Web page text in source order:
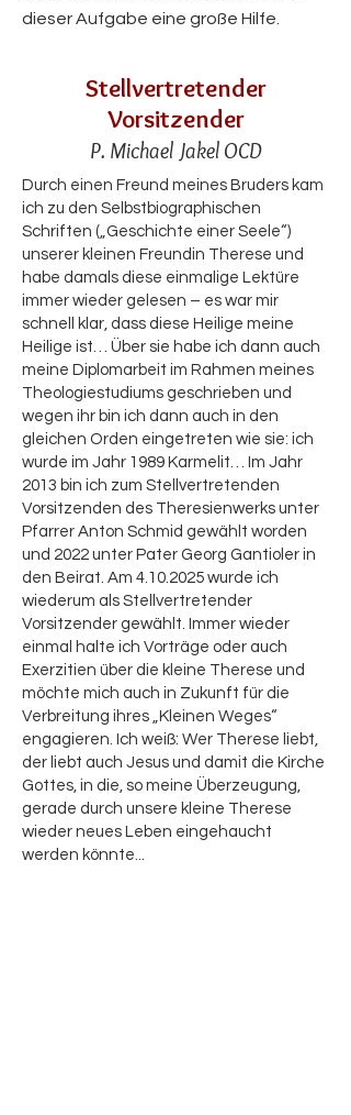
dieser Aufgabe eine große Hilfe.
Stellvertretender
Vorsitzender
P. Michael Jakel OCD
Durch einen Freund meines Bruders kam
ich zu den Selbstbiographischen
Schriften („Geschichte einer Seele“)
unserer kleinen Freundin Therese und
habe damals diese einmalige Lektüre
immer wieder gelesen – es war mir
schnell klar, dass diese Heilige meine
Heilige ist… Über sie habe ich dann auch
meine Diplomarbeit im Rahmen meines
Theologiestudiums geschrieben und
wegen ihr bin ich dann auch in den
gleichen Orden eingetreten wie sie: ich
wurde im Jahr 1989 Karmelit… Im Jahr
2013 bin ich zum Stellvertretenden
Vorsitzenden des Theresienwerks unter
Pfarrer Anton Schmid gewählt worden
und 2022 unter Pater Georg Gantioler in
den Beirat. Am 4.10.2025 wurde ich
wiederum als Stellvertretender
Vorsitzender gewählt. Immer wieder
einmal halte ich Vorträge oder auch
Exerzitien über die kleine Therese und
möchte mich auch in Zukunft für die
Verbreitung ihres „Kleinen Weges“
engagieren. Ich weiß: Wer Therese liebt,
der liebt auch Jesus und damit die Kirche
Gottes, in die, so meine Überzeugung,
gerade durch unsere kleine Therese
wieder neues Leben eingehaucht
werden könnte...